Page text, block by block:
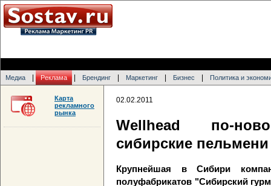
Медиа Реклама Брендинг Маркетинг Бизнес Политика и
02.02.2011
Wellhead по-
сибирские пельмени
Крупнейшая в Сибири
полуфабрикатов "Сибирский
Карта
рекламного
рынка